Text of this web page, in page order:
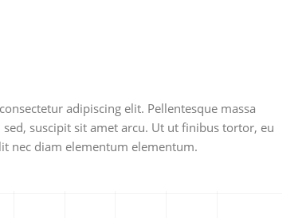
adipiscing elit. Pellentesque massa
suscipit sit amet arcu. Ut ut finibus tortor, eu
nec diam elementum elementum.